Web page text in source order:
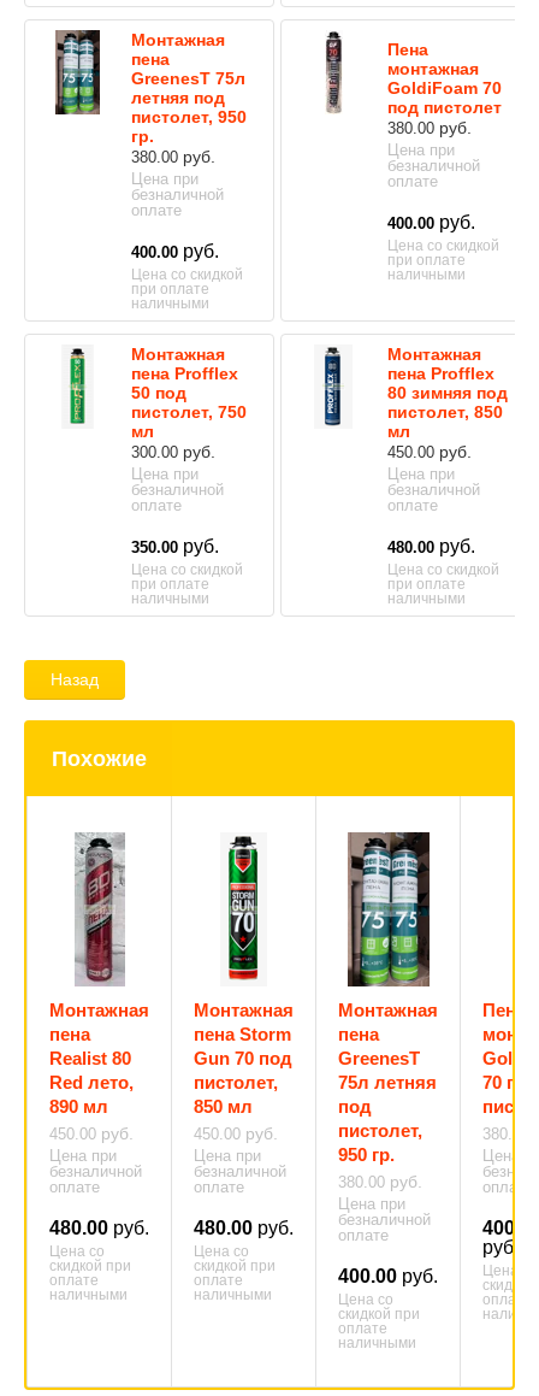
Монтажная
пена
GreenesT 75л
летняя под
пистолет, 950
гр.
380.00 руб.
Цена при
безналичной
оплате
400.00 руб.
Цена со скидкой
при оплате
наличными
Пена
монтажная
GoldiFoam 70
под пистолет
380.00 руб.
Цена при
безналичной
оплате
400.00 руб.
Цена со скидкой
при оплате
наличными
Монтажная
пена Profflex
50 под
пистолет, 750
мл
300.00 руб.
Цена при
безналичной
оплате
350.00 руб.
Цена со скидкой
при оплате
наличными
Монтажная
пена Profflex
80 зимняя под
пистолет, 850
мл
450.00 руб.
Цена при
безналичной
оплате
480.00 руб.
Цена со скидкой
при оплате
наличными
Назад
Похожие
Монтажная
пена
Realist 80
Red лето,
890 мл
450.00 руб.
Цена при
безналичной
оплате
480.00 руб.
Цена со
скидкой при
оплате
наличными
Монтажная
пена Storm
Gun 70 под
пистолет,
850 мл
450.00 руб.
Цена при
безналичной
оплате
480.00 руб.
Цена со
скидкой при
оплате
наличными
Монтажная
пена
GreenesT
75л летняя
под
пистолет,
950 гр.
380.00 руб.
Цена при
безналичной
оплате
400.00 руб.
Цена со
скидкой при
оплате
наличными
Пена
70 под
380.00
Цена
оплате
руб.
Цена со
оплате